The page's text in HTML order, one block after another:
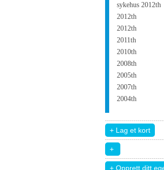
sykehus 2012th
2012th
2012th
2011th
2010th
2008th
2005th
2007th
2004th